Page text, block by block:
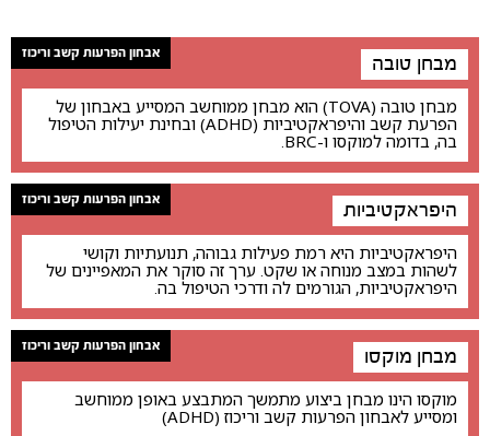
אבחון הפרעות קשב וריכוז מבחן טובה
מבחן טובה (TOVA) הוא מבחן ממוחשב המסייע באבחון של
הפרעת קשב והיפראקטיביות (ADHD) ובחינת יעילות הטיפול
בה, בדומה למוקסו ו-BRC.
אבחון הפרעות קשב וריכוז היפראקטיביות
היפראקטיביות היא רמת פעילות גבוהה, תנועתיות וקושי
לשהות במצב מנוחה או שקט. ערך זה סוקר את המאפיינים של
היפראקטיביות, הגורמים לה ודרכי הטיפול בה.
אבחון הפרעות קשב וריכוז מבחן מוקסו
מוקסו הינו מבחן ביצוע מתמשך המתבצע באופן ממוחשב
ומסייע לאבחון הפרעות קשב וריכוז (ADHD)